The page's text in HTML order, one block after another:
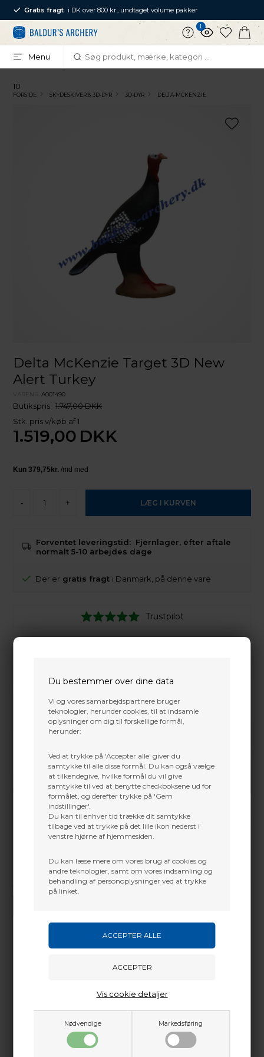
Du bestemmer over dine data
Vi og vores samarbejdspartnere bruger
teknologier, herunder cookies, til at indsamle
oplysninger om dig til forskellige formål,
herunder:
Ved at trykke på 'Accepter alle' giver du
samtykke til alle disse formål. Du kan også vælge
at tilkendegive, hvilke formål du vil give
samtykke til ved at benytte checkboksene ud for
formålet, og derefter trykke på 'Gem
indstillinger'.
Du kan til enhver tid trække dit samtykke
tilbage ved at trykke på det lille ikon nederst i
venstre hjørne af hjemmesiden.
Du kan læse mere om vores brug af cookies og
andre teknologier, samt om vores indsamling og
behandling af personoplysninger ved at trykke
på linket.
Nødvendige Markedsføring
Vis cookie detaljer
Gratis fragt i DK over 800 kr., undtaget volume pakker
1
Menu
10
FORSIDE SKYDESKIVER & 3D-DYR 3D-DYR DELTA-MCKENZIE
Delta McKenzie Target 3D New
Alert Turkey
A001490
Butikspris 1.747,00 DKK
Stk. pris v/køb af 1
1.519,00 DKK
- +
Forventet leveringstid: Fjernlager, efter aftale
normalt 5-10 arbejdes dage
Der er gratis fragt i Danmark, på denne vare
Trustpilot
martin@baldurs-archery.dk
+45 9718 3356
Vi gør vores bedste for at besvare alle henvendelser indenfor 24 timer.
Dette passer godt sammen.